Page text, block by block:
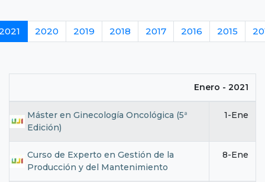
2020 2019 2018 2017 2016 2015
Enero - 2021
Máster en Ginecología Oncológica (5ª
Edición)
1-Ene
Curso de Experto en Gestión de la
Producción y del Mantenimiento
8-Ene